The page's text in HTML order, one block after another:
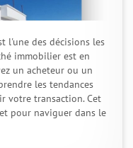
l'une des décisions les
immobilier est en
un acheteur ou un
les tendances
votre transaction. Cet
pour naviguer dans le